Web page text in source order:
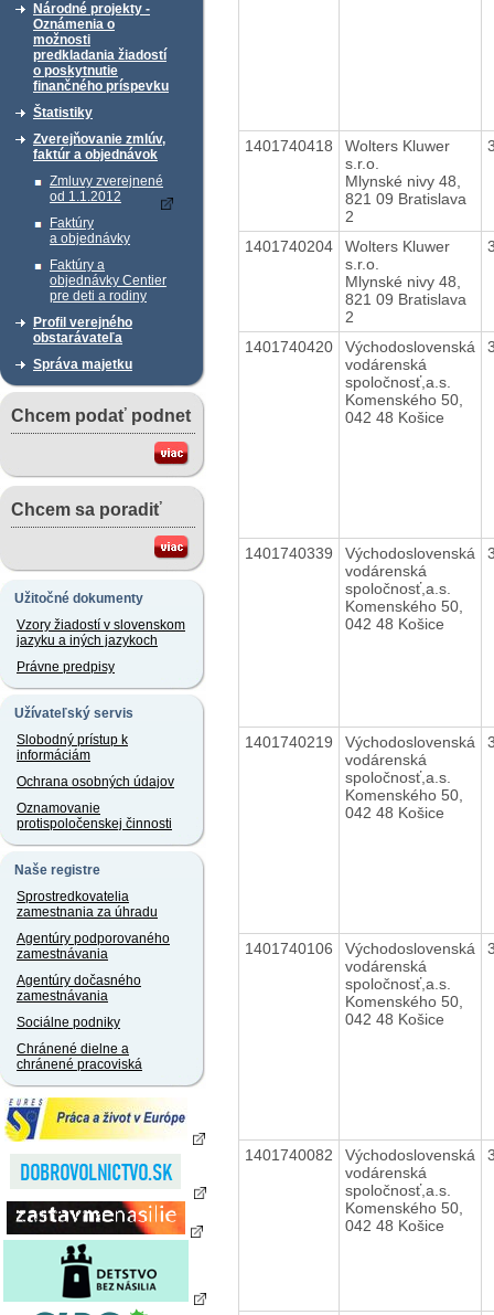
Národné projekty -
Oznámenia o
možnosti
predkladania žiadostí
o poskytnutie
finančného príspevku
Štatistiky
Zverejňovanie zmlúv,
faktúr a objednávok
Zmluvy zverejnené
od 1.1.2012
Faktúry
a objednávky
Faktúry a
objednávky Centier
pre deti a rodiny
Profil verejného
obstarávateľa
Správa majetku
Chcem podať podnet
Chcem sa poradiť
Užitočné dokumenty
Vzory žiadostí v slovenskom
jazyku a iných jazykoch
Právne predpisy
Užívateľský servis
Slobodný prístup k
informáciám
Ochrana osobných údajov
Oznamovanie
protispoločenskej činnosti
Naše registre
Sprostredkovatelia
zamestnania za úhradu
Agentúry podporovaného
zamestnávania
Agentúry dočasného
zamestnávania
Sociálne podniky
Chránené dielne a
chránené pracoviská
1401740418
Wolters Kluwer
s.r.o.
Mlynské nivy 48,
821 09 Bratislava
2
1401740204
Wolters Kluwer
s.r.o.
Mlynské nivy 48,
821 09 Bratislava
2
1401740420
Východoslovenská
vodárenská
spoločnosť,a.s.
Komenského 50,
042 48 Košice
1401740339
Východoslovenská
vodárenská
spoločnosť,a.s.
Komenského 50,
042 48 Košice
1401740219
Východoslovenská
vodárenská
spoločnosť,a.s.
Komenského 50,
042 48 Košice
1401740106
Východoslovenská
vodárenská
spoločnosť,a.s.
Komenského 50,
042 48 Košice
1401740082
Východoslovenská
vodárenská
spoločnosť,a.s.
Komenského 50,
042 48 Košice